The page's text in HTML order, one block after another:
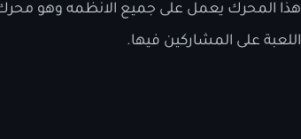
هذا المحرك يعمل على جميع الانظمه وهو
اللعبة على المشاركين فيها.